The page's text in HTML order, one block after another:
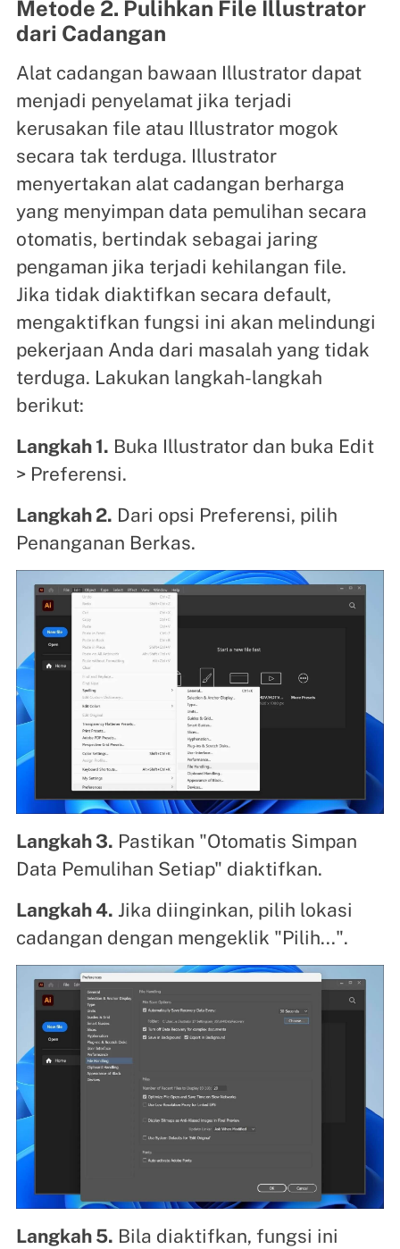
Metode 2. Pulihkan File Illustrator
dari Cadangan
Alat cadangan bawaan Illustrator dapat
menjadi penyelamat jika terjadi
kerusakan file atau Illustrator mogok
secara tak terduga. Illustrator
menyertakan alat cadangan berharga
yang menyimpan data pemulihan secara
otomatis, bertindak sebagai jaring
pengaman jika terjadi kehilangan file.
Jika tidak diaktifkan secara default,
mengaktifkan fungsi ini akan melindungi
pekerjaan Anda dari masalah yang tidak
terduga. Lakukan langkah-langkah
berikut:
Langkah 1. Buka Illustrator dan buka Edit
> Preferensi.
Langkah 2. Dari opsi Preferensi, pilih
Penanganan Berkas.
Langkah 3. Pastikan "Otomatis Simpan
Data Pemulihan Setiap" diaktifkan.
Langkah 4. Jika diinginkan, pilih lokasi
cadangan dengan mengeklik "Pilih...".
Langkah 5. Bila diaktifkan, fungsi ini